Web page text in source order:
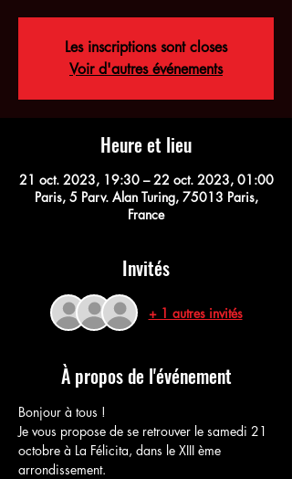
Les inscriptions sont closes
Voir d'autres événements
Heure et lieu
21 oct. 2023, 19:30 – 22 oct. 2023, 01:00
Paris, 5 Parv. Alan Turing, 75013 Paris,
France
Invités
+ 1 autres invités
À propos de l'événement
Bonjour à tous !
Je vous propose de se retrouver le samedi 21
octobre à La Félicita, dans le XIII ème
arrondissement.